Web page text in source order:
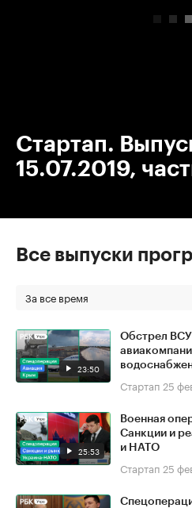
Стартап.
15.07.2019,
Все выпуски
За все время
23:50
Обстрел
Стартап 25
25:53
Военная
Санкции и
и НАТО
Стартап 25